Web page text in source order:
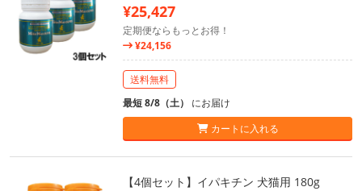
¥25,427
定期便ならもっとお得！
¥24,156
送料無料
最短 8/8（土） にお届け
カートに入れる
【4個セット】イパキチン 犬猫用 180g